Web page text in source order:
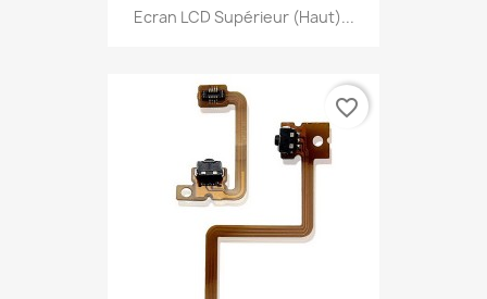
Ecran LCD Supérieur (haut)...
favorite_border